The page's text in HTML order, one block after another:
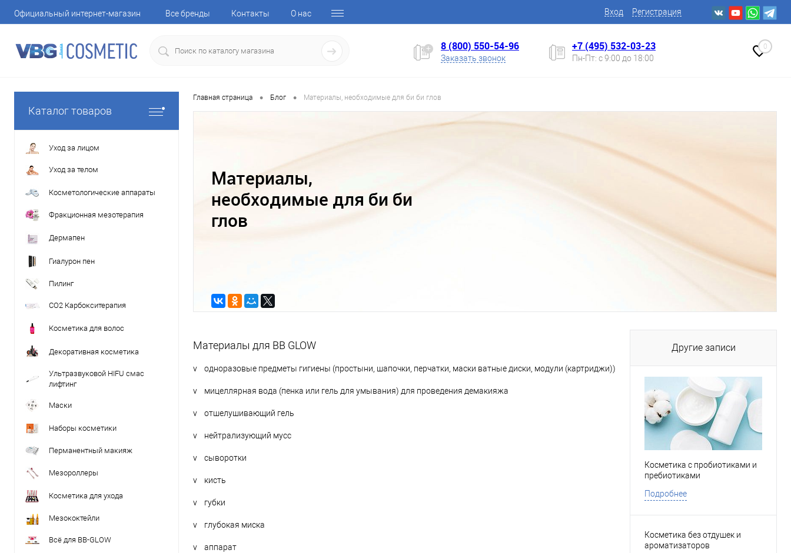
Официальный интернет-магазин Все бренды Контакты О нас Вход Регистрация
8 (800) 550-54-96
Заказать звонок
+7 (495) 532-03-23
Пн-Пт: с 9:00 до 18:00
0
Каталог товаров
Уход за лицом
Уход за телом
Косметологические аппараты
Фракционная мезотерапия
Дермапен
Гиалурон пен
Пилинг
CO2 Карбокситерапия
Косметика для волос
Декоративная косметика
Ультразвуковой HIFU смас
лифтинг
Маски
Наборы косметики
Перманентный макияж
Мезороллеры
Косметика для ухода
Мезококтейли
Всё для BB-GLOW
Главная страница • Блог • Материалы, необходимые для би би глов
Материалы,
необходимые для би би
глов
Материалы для BB GLOW
v одноразовые предметы гигиены (простыни, шапочки, перчатки, маски ватные диски, модули (картриджи))
v мицеллярная вода (пенка или гель для умывания) для проведения демакияжа
v отшелушивающий гель
v нейтрализующий мусс
v сыворотки
v кисть
v губки
v глубокая миска
v аппарат
Другие записи
Косметика с пробиотиками и
пребиотиками
Подробнее
Косметика без отдушек и
ароматизаторов